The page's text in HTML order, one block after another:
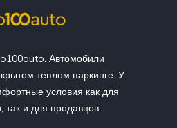
Автомобили
теплом паркинге. У
условия как для
так и для продавцов.